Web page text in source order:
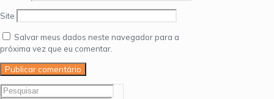
Site
Salvar meus dados neste navegador para a
próxima vez que eu comentar.